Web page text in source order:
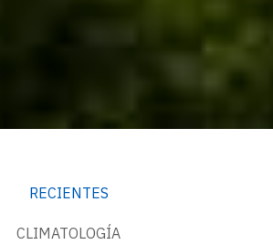
RECIENTES
CLIMATOLOGÍA